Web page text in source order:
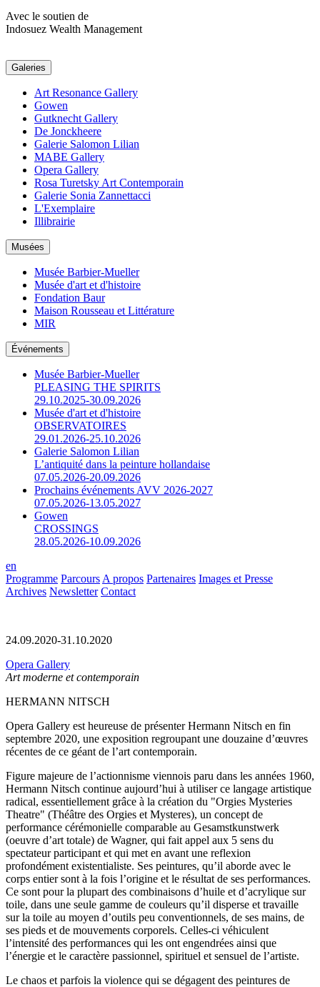
Avec le soutien de
Indosuez Wealth Management
Galeries
Art Resonance Gallery
Gowen
Gutknecht Gallery
De Jonckheere
Galerie Salomon Lilian
MABE Gallery
Opera Gallery
Rosa Turetsky Art Contemporain
Galerie Sonia Zannettacci
L'Exemplaire
Illibrairie
Musées
Musée Barbier-Mueller
Musée d'art et d'histoire
Fondation Baur
Maison Rousseau et Littérature
MIR
Événements
Musée Barbier-Mueller
PLEASING THE SPIRITS
29.10.2025-30.09.2026
Musée d'art et d'histoire
OBSERVATOIRES
29.01.2026-25.10.2026
Galerie Salomon Lilian
L’antiquité dans la peinture hollandaise
07.05.2026-20.09.2026
Prochains événements AVV 2026-2027
07.05.2026-13.05.2027
Gowen
CROSSINGS
28.05.2026-10.09.2026
en
Programme Parcours A propos Partenaires Images et Presse
Archives Newsletter Contact
24.09.2020-31.10.2020
Opera Gallery
Art moderne et contemporain
HERMANN NITSCH
Opera Gallery est heureuse de présenter Hermann Nitsch en fin
septembre 2020, une exposition regroupant une douzaine d’œuvres
récentes de ce géant de l’art contemporain.
Figure majeure de l’actionnisme viennois paru dans les années 1960,
Hermann Nitsch continue aujourd’hui à utiliser ce langage artistique
radical, essentiellement grâce à la création du "Orgies Mysteries
Theatre" (Théâtre des Orgies et Mysteres), un concept de
performance cérémonielle comparable au Gesamstkunstwerk
(oeuvre d’art totale) de Wagner, qui fait appel aux 5 sens du
spectateur participant et qui met en avant une reflexion
profondément existentialiste. Ses peintures, qu’il aborde avec le
corps entier sont à la fois l’origine et le résultat de ses performances.
Ce sont pour la plupart des combinaisons d’huile et d’acrylique sur
toile, dans une seule gamme de couleurs qu’il disperse et travaille
sur la toile au moyen d’outils peu conventionnels, de ses mains, de
ses pieds et de mouvements corporels. Celles-ci véhiculent
l’intensité des performances qui les ont engendrées ainsi que
l’énergie et le caractère passionnel, spirituel et sensuel de l’artiste.
Le chaos et parfois la violence qui se dégagent des peintures de